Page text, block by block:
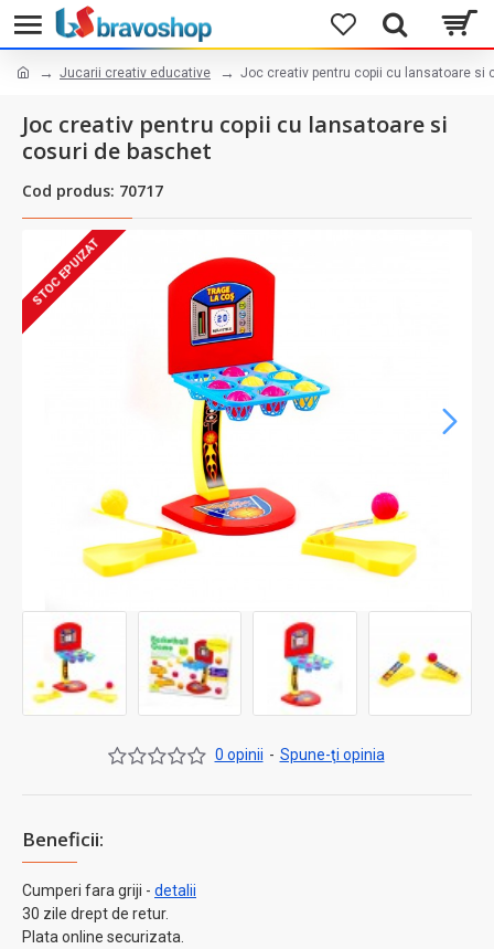
Jucarii creativ educative Joc creativ pentru copii cu lansatoare si
Joc creativ pentru copii cu lansatoare si
cosuri de baschet
Cod produs: 70717
STOC EPUIZAT
Beneficii:
Cumperi fara griji - detalii
30 zile drept de retur.
Plata online securizata.
0 opinii - Spune-ţi opinia